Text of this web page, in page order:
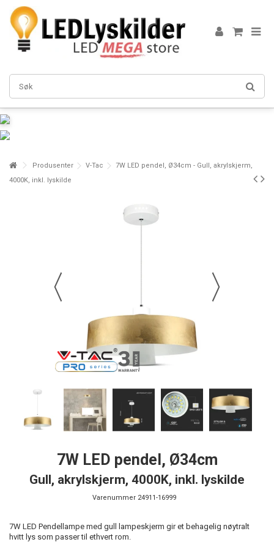
Produsenter V-Tac
7W LED pendel, Ø34cm - Gull, akrylskjerm,
4000K, inkl. lyskilde
7W LED pendel, Ø34cm
Gull, akrylskjerm, 4000K, inkl. lyskilde
Varenummer 24911-16999
7W LED Pendellampe med gull lampeskjerm gir et behagelig nøytralt
hvitt lys som passer til ethvert rom.